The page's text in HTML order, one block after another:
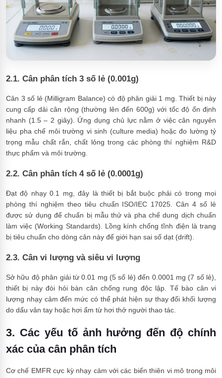
2.1. Cân phân tích 3 số lẻ (0.001g)
Cân 3 số lẻ (Milligram Balance) có độ phân giải 1 mg. Thiết bị này
cung cấp dải cân rộng (thường lên đến 600g) với tốc độ ổn định
nhanh (1.5 – 2 giây). Ứng dụng chủ lực nằm ở việc cân nguyên
liệu pha chế môi trường vi sinh (culture media) hoặc đo lường tỷ
trọng mẫu chất rắn, chất lỏng trong các phòng thí nghiệm R&D
thực phẩm và môi trường.
2.2. Cân phân tích 4 số lẻ (0.0001g)
Đạt độ nhạy 0.1 mg, đây là thiết bị bắt buộc phải có trong mọi
phòng thí nghiệm theo tiêu chuẩn ISO/IEC 17025. Cân 4 số lẻ
được sử dụng để chuẩn bị mẫu thử và pha chế dung dịch chuẩn
làm việc (Working Standards). Lồng kính chống tĩnh điện là trang
bị tiêu chuẩn cho dòng cân này để giới hạn sai số dạt (drift).
2.3. Cân vi lượng và siêu vi lượng
Sở hữu độ phân giải từ 0.01 mg (5 số lẻ) đến 0.0001 mg (7 số lẻ),
thiết bị này đòi hỏi bàn cân chống rung độc lập. Tế bào cân vi
lượng nhạy cảm đến mức có thể phát hiện sự thay đổi khối lượng
do dấu vân tay hoặc hơi ẩm từ hơi thở người thao tác.
3. Các yếu tố ảnh hưởng đến độ chính
xác của cân phân tích
Cơ chế EMFR cực kỳ nhạy cảm với các biến thiên vi mô trong môi